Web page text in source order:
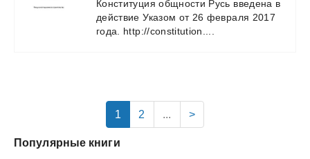
Конституция общности Русь введена в
действие Указом от 26 февраля 2017
года.
http://constitution....
1 2 ... >
Популярные книги